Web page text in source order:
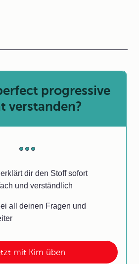
mit Kim üben
progressive
verstanden?
dir den Stoff sofort
und verständlich
all deinen Fragen und